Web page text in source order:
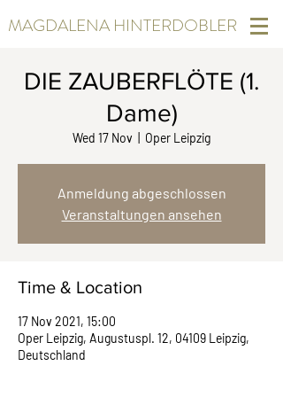
MAGDALENA HINTERDOBLER
DIE ZAUBERFLÖTE (1.
Dame)
Wed 17 Nov Oper Leipzig
Anmeldung abgeschlossen
Veranstaltungen ansehen
Time & Location
17 Nov 2021, 15:00
Oper Leipzig, Augustuspl. 12, 04109 Leipzig,
Deutschland